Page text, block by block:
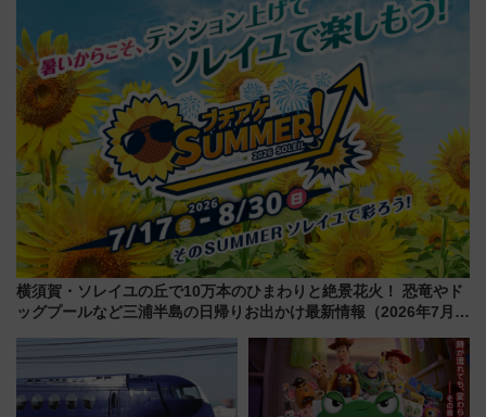
横須賀・ソレイユの丘で10万本のひまわりと絶景花火！ 恐竜やド
ッグプールなど三浦半島の日帰りお出かけ最新情報（2026年7月